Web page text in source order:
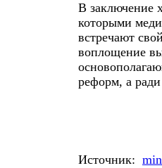
В заключение
которыми
встречают
воплощение
реформ, а
Источник: